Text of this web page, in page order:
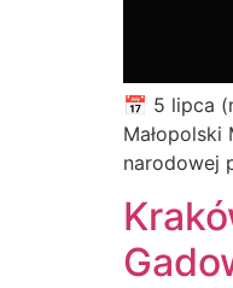
📅 5 lipca
narodowej